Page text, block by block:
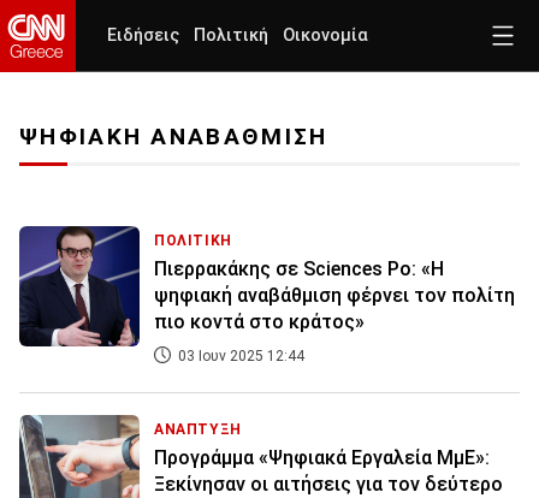
Ειδήσεις Πολιτική Οικονομία
ΨΗΦΙΑΚΗ ΑΝΑΒΑΘΜΙΣΗ
ΠΟΛΙΤΙΚΗ
Πιερρακάκης σε Sciences Po: «Η
ψηφιακή αναβάθμιση φέρνει τον πολίτη
πιο κοντά στο κράτος»
03 Ιουν 2025 12:44
ΑΝΑΠΤΥΞΗ
Προγράμμα «Ψηφιακά Εργαλεία ΜμΕ»:
Ξεκίνησαν οι αιτήσεις για τον δεύτερο